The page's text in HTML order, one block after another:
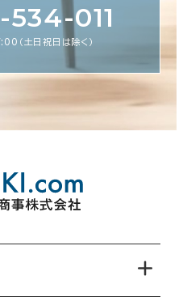
534-011
（土日祝日は除く）